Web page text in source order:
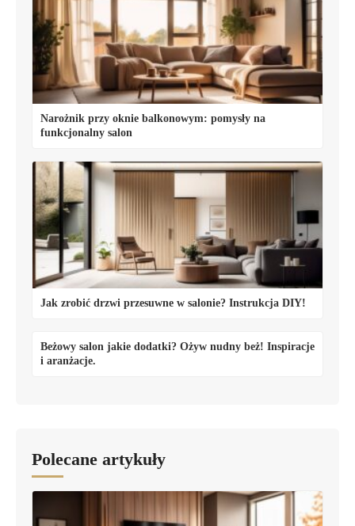
Narożnik przy oknie balkonowym: pomysły na
funkcjonalny salon
Jak zrobić drzwi przesuwne w salonie? Instrukcja DIY!
Beżowy salon jakie dodatki? Ożyw nudny beż! Inspiracje
i aranżacje.
Polecane artykuły